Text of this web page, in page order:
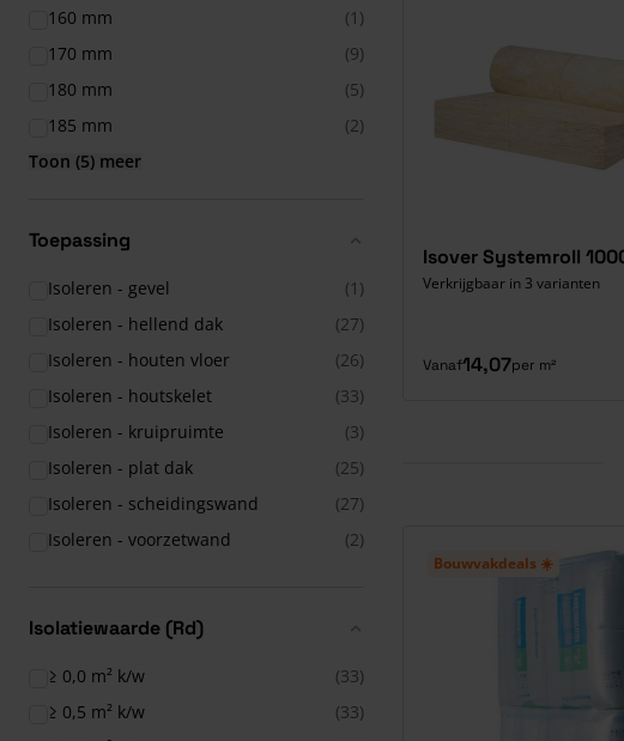
160 mm
(1)
170 mm
(9)
180 mm
(5)
185 mm
(2)
Toon (5) meer
Toepassing
Isoleren - gevel
(1)
Isoleren - hellend dak
(27)
Isoleren - houten vloer
(26)
Isoleren - houtskelet
(33)
Isoleren - kruipruimte
(3)
Isoleren - plat dak
(25)
Isoleren - scheidingswand
(27)
Isoleren - voorzetwand
(2)
Isolatiewaarde (Rd)
≥ 0,0 m² k/w
(33)
≥ 0,5 m² k/w
(33)
Isover Systemroll
Verkrijgbaar in 3 varianten
Vanaf14,07per m²
Bouwvakdeals ☀️